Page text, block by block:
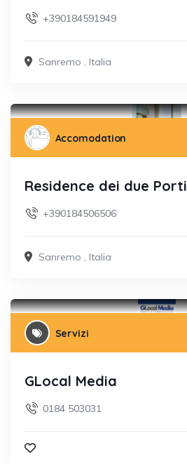
+390184591949
Sanremo , Italia
Accomodation
Residence dei due Porti
+390184506506
Sanremo , Italia
Servizi
GLocal Media
0184 503031